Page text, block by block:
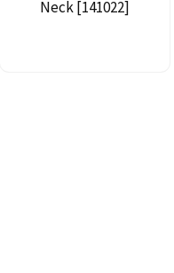
Neck [141022]